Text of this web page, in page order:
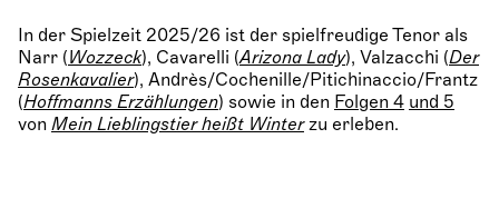
In der Spielzeit 2025/26 ist der spielfreudige Tenor als
Narr (Wozzeck), Cavarelli (Arizona Lady), Valzacchi (Der
Rosenkavalier), Andrès/Cochenille/Pitichinaccio/Frantz
(Hoffmanns Erzählungen) sowie in den Folgen 4 und 5
von Mein Lieblingstier heißt Winterzu erleben.